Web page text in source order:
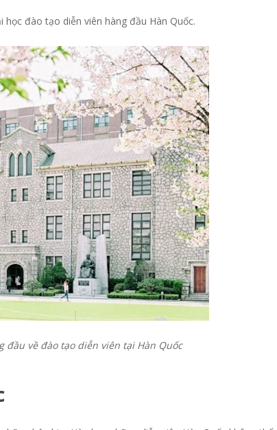
đào tạo diễn viên hàng đầu Hàn Quốc.
đầu về đào tạo diễn viên tại Hàn Quốc